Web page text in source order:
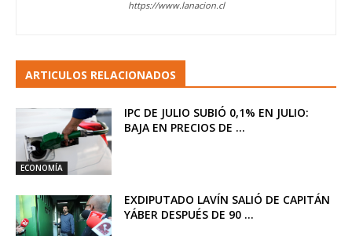
https://www.lanacion.cl
ARTICULOS RELACIONADOS
ECONOMÍA
IPC DE JULIO SUBIÓ 0,1% EN JULIO:
BAJA EN PRECIOS DE ...
EXDIPUTADO LAVÍN SALIÓ DE CAPITÁN
YÁBER DESPUÉS DE 90 ...